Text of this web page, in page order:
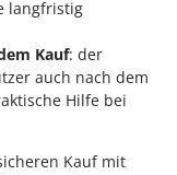
langfristig
Kauf: der
auch nach dem
Hilfe bei
Kauf mit